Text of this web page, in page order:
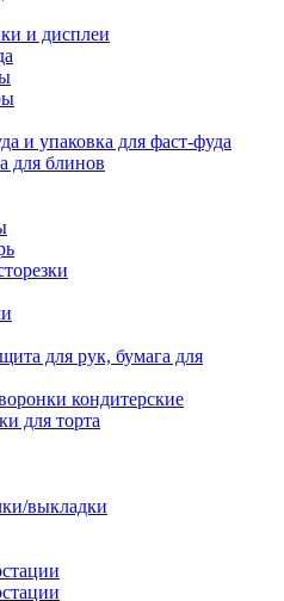
и дисплеи
и упаковка для фаст-фуда
для блинов
для рук, бумага для
кондитерские
для торта
выкладки